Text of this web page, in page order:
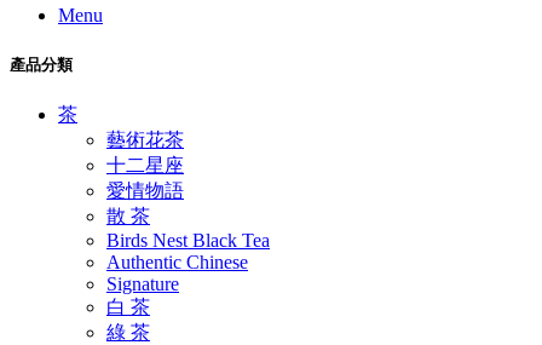
Menu
產品分類
茶
藝術花茶
十二星座
愛情物語
散 茶
Birds Nest Black Tea
Authentic Chinese
Signature
白 茶
綠 茶